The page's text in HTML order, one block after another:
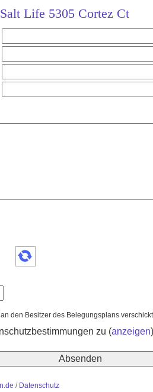
Life 5305 Cortez Ct
den Besitzer des Belegungsplans
zu (anzeigen
/ Datenschutz